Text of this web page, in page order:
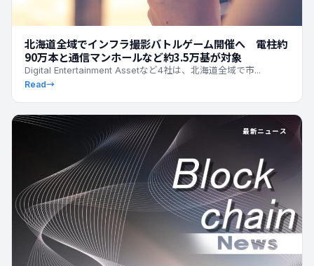
北海道全域でインフラ撮影バトルゲーム開催へ 電柱約
90万本と通信マンホールなど約3.5万基が対象
Digital Entertainment Assetなど4社は、北海道全域で市...
Read→
最新ニュース